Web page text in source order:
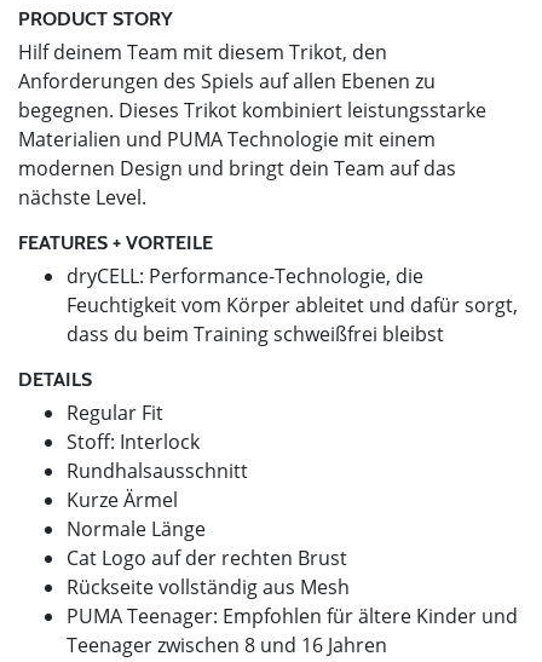
PRODUCT STORY
Hilf deinem Team mit diesem Trikot, den
Anforderungen des Spiels auf allen Ebenen zu
begegnen. Dieses Trikot kombiniert leistungsstarke
Materialien und PUMA Technologie mit einem
modernen Design und bringt dein Team auf das
nächste Level.
FEATURES + VORTEILE
dryCELL: Performance-Technologie, die
Feuchtigkeit vom Körper ableitet und dafür sorgt,
dass du beim Training schweißfrei bleibst
DETAILS
Regular Fit
Stoff: Interlock
Rundhalsausschnitt
Kurze Ärmel
Normale Länge
Cat Logo auf der rechten Brust
Rückseite vollständig aus Mesh
PUMA Teenager: Empfohlen für ältere Kinder und
Teenager zwischen 8 und 16 Jahren